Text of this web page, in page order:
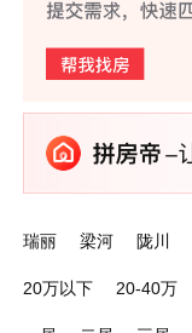
瑞丽 梁河 陇川
20万以下 20-40万